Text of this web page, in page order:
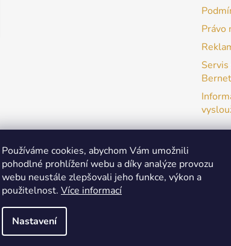
Používáme cookies, abychom Vám umožnili
pohodlné prohlížení webu a díky analýze provozu
webu neustále zlepšovali jeho funkce, výkon a
použitelnost. Více informací
Nastavení
Právo
patchwork-aja.cz
. Všechna práva vyhrazena.